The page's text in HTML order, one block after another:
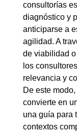
consultorías
diagnóstico y
anticiparse a
agilidad. A
de viabilidad
los
relevancia y
De este
convierte en
una guía para
contextos